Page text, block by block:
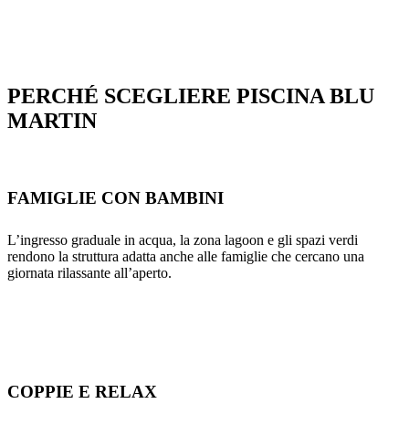
PERCHÉ SCEGLIERE PISCINA BLU
MARTIN
FAMIGLIE CON BAMBINI
L’ingresso graduale in acqua, la zona lagoon e gli spazi verdi
rendono la struttura adatta anche alle famiglie che cercano una
giornata rilassante all’aperto.
COPPIE E RELAX